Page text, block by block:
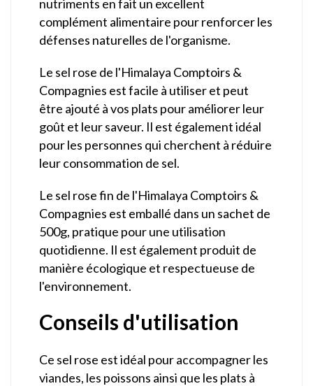
nutriments en fait un excellent
complément alimentaire pour renforcer les
défenses naturelles de l'organisme.
Le sel rose de l'Himalaya Comptoirs &
Compagnies est facile à utiliser et peut
être ajouté à vos plats pour améliorer leur
goût et leur saveur. Il est également idéal
pour les personnes qui cherchent à réduire
leur consommation de sel.
Le sel rose fin de l'Himalaya Comptoirs &
Compagnies est emballé dans un sachet de
500g, pratique pour une utilisation
quotidienne. Il est également produit de
manière écologique et respectueuse de
l'environnement.
Conseils d'utilisation
Ce sel rose est idéal pour accompagner les
viandes, les poissons ainsi que les plats à